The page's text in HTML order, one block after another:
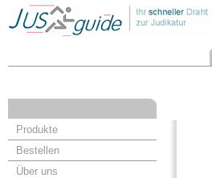
Produkte
Bestellen
Über uns